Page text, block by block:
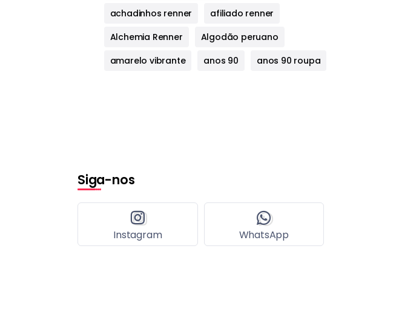
achadinhos renner
afiliado renner
Alchemia Renner
Algodão peruano
amarelo vibrante
anos 90 anos 90 roupa
Siga-nos
Instagram WhatsApp